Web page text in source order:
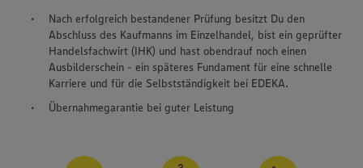
Nach erfolgreich bestandener Prüfung besitzt Du den
Abschluss des Kaufmanns im Einzelhandel, bist ein geprüfter
Handelsfachwirt (IHK) und hast obendrauf noch einen
Ausbilderschein - ein späteres Fundament für eine schnelle
Karriere und für die Selbstständigkeit bei EDEKA.
Übernahmegarantie bei guter Leistung